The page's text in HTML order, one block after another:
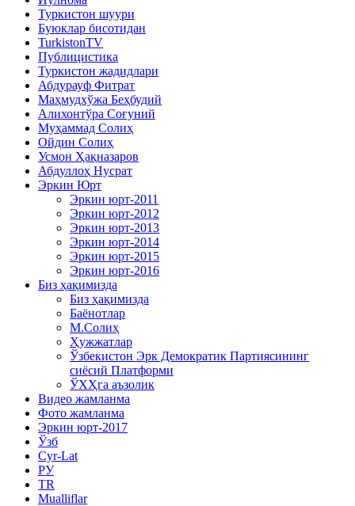
Туркистон шуури
Буюклар бисотидан
TurkistonTV
Публицистика
Туркистон жадидлари
Абдурауф Фитрат
Маҳмудхўжа Беҳбудий
Алихонтўра Соғуний
Муҳаммад Солиҳ
Ойдин Солиҳ
Усмон Ҳақназаров
Абдуллоҳ Нусрат
Эркин Юрт
Эркин юрт-2011
Эркин юрт-2012
Эркин юрт-2013
Эркин юрт-2014
Эркин юрт-2015
Эркин юрт-2016
Биз ҳақимизда
Биз ҳақимизда
Баёнотлар
М.Солиҳ
Ҳужжатлар
Ўзбекистон Эрк Демократик Партиясининг
сиёсий Платформи
ЎХҲга аъзолик
Видео жамланма
Фото жамланма
Эркин юрт-2017
Ўзб
Cyr-Lat
РУ
TR
Mualliflar